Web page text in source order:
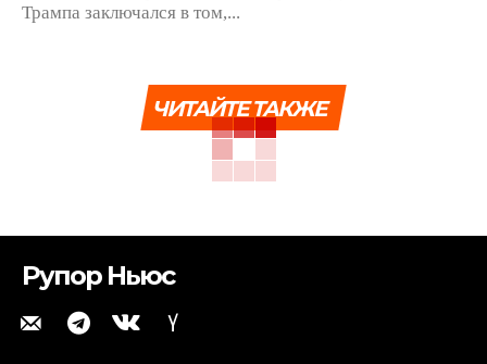
Трампа заключался в том,...
ЧИТАЙТЕ ТАКЖЕ
Рупор Ньюс